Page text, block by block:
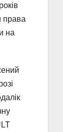
права
на